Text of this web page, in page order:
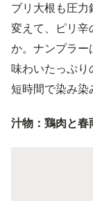
ブリ大根も圧
変えて、ピリ辛
か。ナンプラー
味わいたっぷり
短時間で染み染
汁物：鶏肉と春